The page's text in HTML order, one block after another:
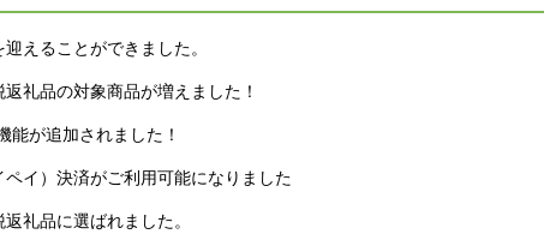
えることができました。
礼品の対象商品が増えました！
能が追加されました！
ペイ）決済がご利用可能になりました
礼品に選ばれました。